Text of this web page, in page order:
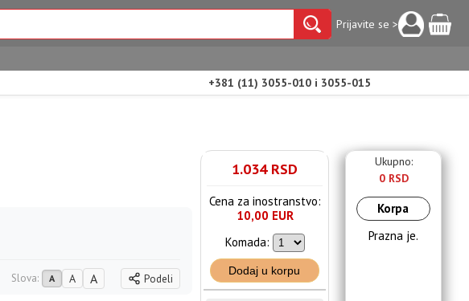
Prijavite se >
+381 (11) 3055-010 i 3055-015
Slova: A A A Podeli
1.034 RSD
Cena za inostranstvo:
10,00 EUR
Komada:
Dodaj u korpu
Ukupno:
0 RSD
Korpa
Prazna je.